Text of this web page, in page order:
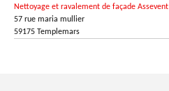
Nettoyage et ravalement de façade Assevent
57 rue maria mullier
59175 Templemars